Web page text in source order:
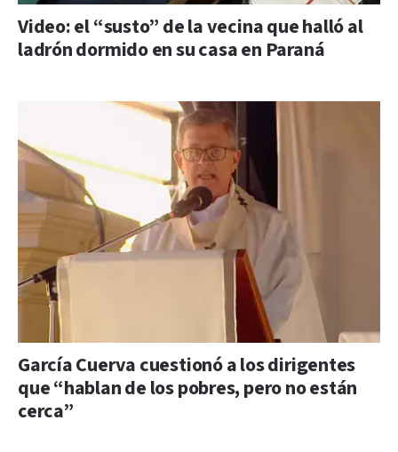
Video: el “susto” de la vecina que halló al
ladrón dormido en su casa en Paraná
García Cuerva cuestionó a los dirigentes
que “hablan de los pobres, pero no están
cerca”